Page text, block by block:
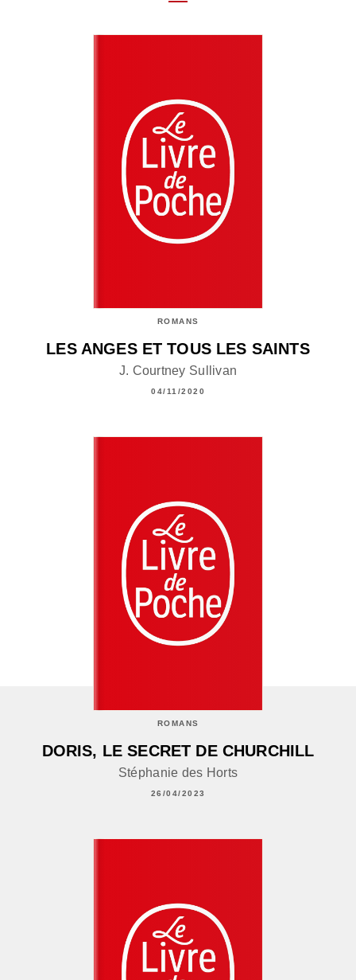
ROMANS
LES ANGES ET TOUS LES SAINTS
J. Courtney Sullivan
04/11/2020
ROMANS
DORIS, LE SECRET DE CHURCHILL
Stéphanie des Horts
26/04/2023